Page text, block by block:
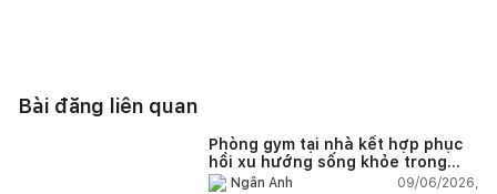
Bài đăng liên quan
Phòng gym tại nhà kết hợp phục
hồi xu hướng sống khỏe trong
nhà hiện đại
Ngân Anh
09/06/2026,